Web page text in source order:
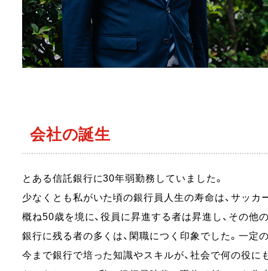
会社の誕生
とある信託銀行に30年弱勤務していました。
少なくとも私がいた頃の銀行員人生の寿命は、 サッカ
概ね50歳を境に、役員に昇進する者は昇進し、 その他
銀行に残る者の多くは、閑職につく印象でした。 一定
今まで銀行で培った知識やスキルが、社会で何の役に